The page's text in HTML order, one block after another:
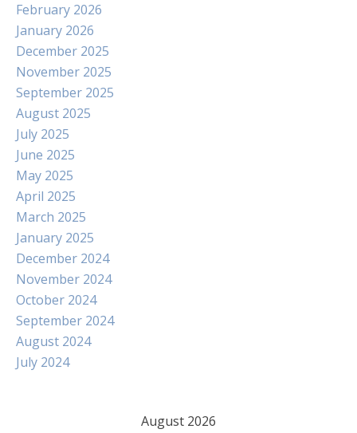
February 2026
January 2026
December 2025
November 2025
September 2025
August 2025
July 2025
June 2025
May 2025
April 2025
March 2025
January 2025
December 2024
November 2024
October 2024
September 2024
August 2024
July 2024
August 2026